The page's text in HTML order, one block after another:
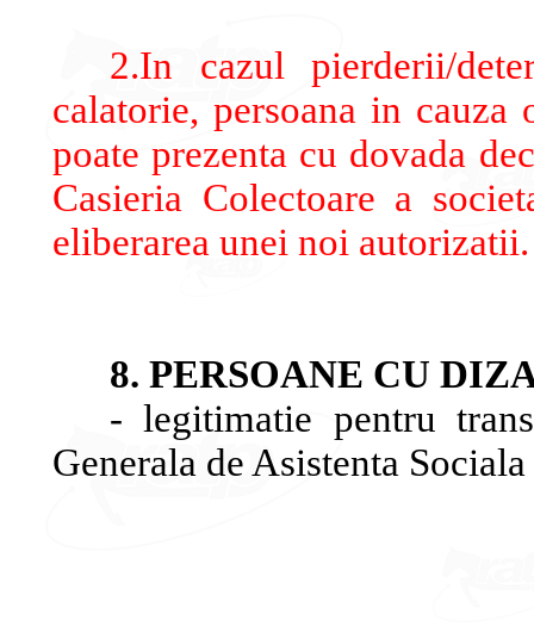
2.In cazul pierderii/
calatorie, persoana in
poate prezenta cu dovada
Casieria Colectoare a
eliberarea unei noi autorizatii.
8. PERSOANE CU
- legitimatie pentru
Generala de Asistenta